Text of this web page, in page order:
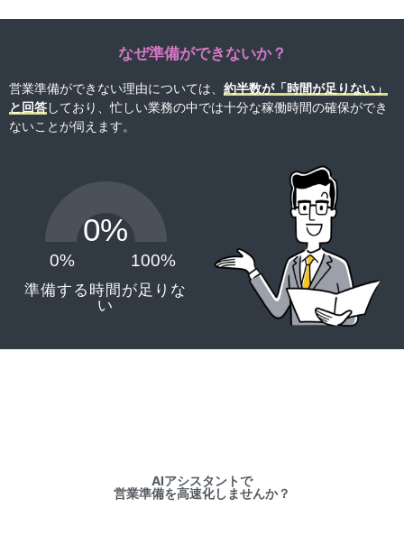
なぜ準備ができないか？
営業準備ができない理由については、 約半数が「時間が足りない」
と回答しており、忙しい業務の中では十分な稼働時間の確保ができ
ないことが伺えます。
0%
0% 100%
準備する時間が足りな
い
AIアシスタントで
営業準備を高速化しませんか？